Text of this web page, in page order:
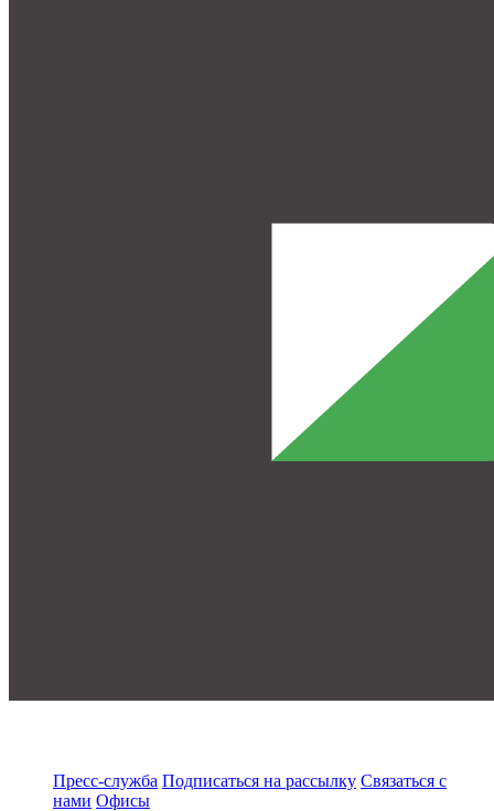
Пресс-служба Подписаться на рассылку Связаться с
нами Офисы